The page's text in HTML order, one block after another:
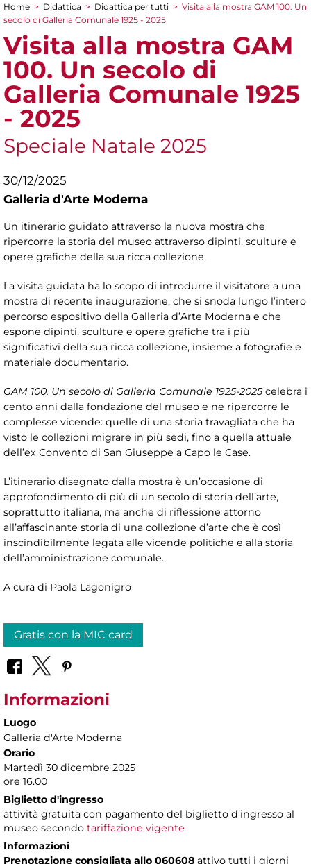
Tu sei qui
Home > Didattica > Didattica per tutti > Visita alla mostra GAM 100. Un
secolo di Galleria Comunale 1925 - 2025
Visita alla mostra GAM
100. Un secolo di
Galleria Comunale 1925
- 2025
Speciale Natale 2025
30/12/2025
Galleria d'Arte Moderna
Un itinerario guidato attraverso la nuova mostra che
ripercorre la storia del museo attraverso dipinti, sculture e
opere grafiche della sua ricca collezione.
La visita guidata ha lo scopo di introdurre il visitatore a una
mostra di recente inaugurazione, che si snoda lungo l’intero
percorso espositivo della Galleria d’Arte Moderna e che
espone dipinti, sculture e opere grafiche tra i più
significativi della sua ricca collezione, insieme a fotografie e
materiale documentario.
GAM 100. Un secolo di Galleria Comunale 1925-2025celebra i
cento anni dalla fondazione del museo e ne ripercorre le
complesse vicende: quelle di una storia travagliata che ha
visto le collezioni migrare in più sedi, fino a quella attuale
dell’ex Convento di San Giuseppe a Capo le Case.
L’itinerario disegnato dalla mostra è un’occasione di
approfondimento di più di un secolo di storia dell’arte,
soprattutto italiana, ma anche di riflessione attorno
all’affascinante storia di una collezione d’arte che è così
inscindibilmente legata alle vicende politiche e alla storia
dell’amministrazione comunale.
A cura di Paola Lagonigro
Gratis con la MIC card
Informazioni
Luogo
Galleria d'Arte Moderna
Orario
Martedì 30 dicembre 2025
ore 16.00
Biglietto d'ingresso
attività gratuita con pagamento del biglietto d’ingresso al
museo secondo tariffazione vigente
Informazioni
Prenotazione consigliata allo 060608 attivo tutti i giorni